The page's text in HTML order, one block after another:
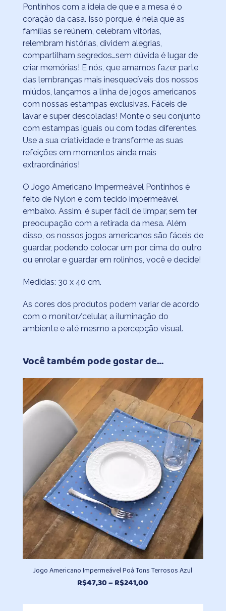
Pontinhos com a ideia de que e a mesa é o
coração da casa. Isso porque, é nela que as
famílias se reúnem, celebram vitórias,
relembram histórias, dividem alegrias,
compartilham segredos…sem dúvida é lugar de
criar memórias! E nós, que amamos fazer parte
das lembranças mais inesquecíveis dos nossos
miúdos, lançamos a linha de jogos americanos
com nossas estampas exclusivas. Fáceis de
lavar e super descoladas! Monte o seu conjunto
com estampas iguais ou com todas diferentes.
Use a sua criatividade e transforme as suas
refeições em momentos ainda mais
extraordinários!
O Jogo Americano Impermeável Pontinhos é
feito de Nylon e com tecido impermeável
embaixo. Assim, é super fácil de limpar, sem ter
preocupação com a retirada da mesa. Além
disso, os nossos jogos americanos são fáceis de
guardar, podendo colocar um por cima do outro
ou enrolar e guardar em rolinhos, você e decide!
Medidas: 30 x 40 cm.
As cores dos produtos podem variar de acordo
com o monitor/celular, a iluminação do
ambiente e até mesmo a percepção visual.
Você também pode gostar de…
Jogo Americano Impermeável Poá Tons Terrosos Azul
R$47,30–R$241,00
preço: